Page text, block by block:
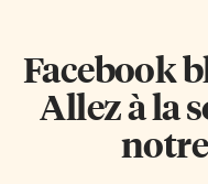
Facebook
Allez à la